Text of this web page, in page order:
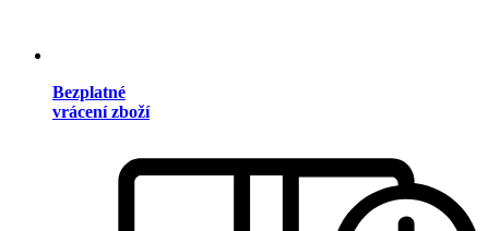
Bezplatné
vrácení zboží